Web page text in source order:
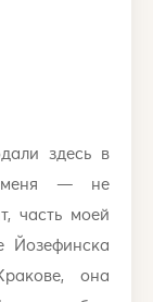
здесь в
меня — не
часть моей
Йозефинска
она